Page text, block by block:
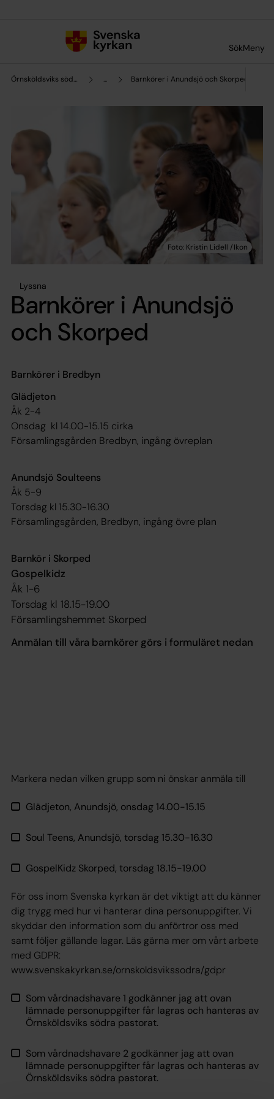
SökMeny
Örnsköldsviks södra pastorat ... Barnkörer i Anundsjö och Skorped
Lyssna
Barnkörer i Anundsjö
och Skorped
Barnkörer i Bredbyn
Glädjeton
Åk 2-4
Onsdag kl 14.00-15.15 cirka
Församlingsgården Bredbyn, ingång övreplan
Anundsjö Soulteens
Åk 5-9
Torsdag kl 15.30-16.30
Församlingsgården, Bredbyn, ingång övre plan
Barnkör i Skorped
Gospelkidz
Åk 1-6
Torsdag kl 18.15-19.00
Församlingshemmet Skorped
Anmälan till våra barnkörer görs i formuläret nedan
Markera nedan vilken grupp som ni önskar anmäla till
Glädjeton, Anundsjö, onsdag 14.00-15.15
Soul Teens, Anundsjö, torsdag 15.30-16.30
GospelKidz Skorped, torsdag 18.15-19.00
För oss inom Svenska kyrkan är det viktigt att du känner
dig trygg med hur vi hanterar dina personuppgifter. Vi
skyddar den information som du anförtror oss med
samt följer gällande lagar. Läs gärna mer om vårt arbete
med GDPR:
www.svenskakyrkan.se/ornskoldsvikssodra/gdpr
Som vårdnadshavare 1 godkänner jag att ovan
lämnade personuppgifter får lagras och hanteras av
Örnsköldsviks södra pastorat.
Som vårdnadshavare 2 godkänner jag att ovan
lämnade personuppgifter får lagras och hanteras av
Örnsköldsviks södra pastorat.